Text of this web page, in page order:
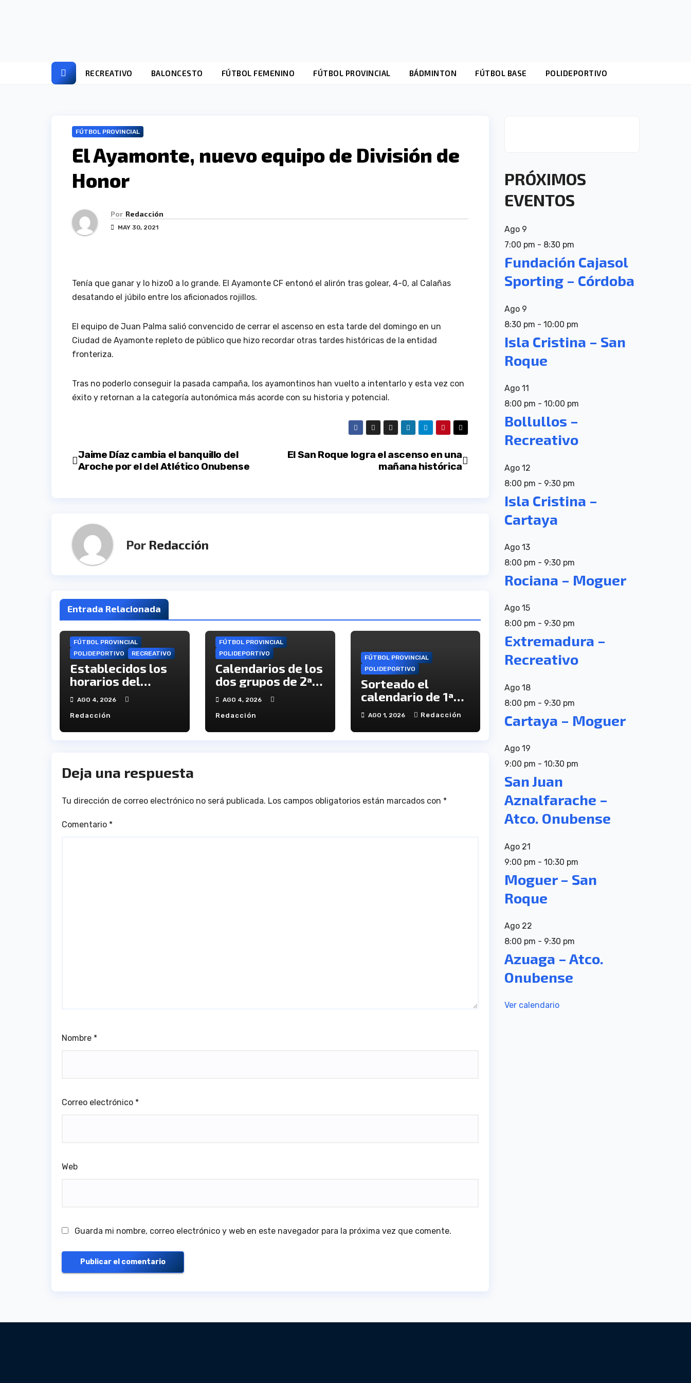
RECREATIVO BALONCESTO FÚTBOL FEMENINO FÚTBOL PROVINCIAL BÁDMINTON FÚTBOL BASE POLIDEPORTIVO
FÚTBOL PROVINCIAL
El Ayamonte, nuevo equipo de División de
Honor
Por Redacción
MAY 30, 2021
Tenía que ganar y lo hizo0 a lo grande. El Ayamonte CF entonó el alirón tras golear, 4-0, al Calañas
desatando el júbilo entre los aficionados rojillos.
El equipo de Juan Palma salió convencido de cerrar el ascenso en esta tarde del domingo en un
Ciudad de Ayamonte repleto de público que hizo recordar otras tardes históricas de la entidad
fronteriza.
Tras no poderlo conseguir la pasada campaña, los ayamontinos han vuelto a intentarlo y esta vez con
éxito y retornan a la categoría autonómica más acorde con su historia y potencial.
Navegación
El San Roque logra el ascenso en una
mañana histórica
Jaime Díaz cambia el banquillo del
Aroche por el del Atlético Onubense
Por Redacción
Entrada Relacionada
FÚTBOL PROVINCIAL
POLIDEPORTIVO
RECREATIVO
Establecidos los
horarios del
Trofeo La Bella de
este viernes
AGO 4, 2026
Redacción
FÚTBOL PROVINCIAL
POLIDEPORTIVO
Calendarios de los
dos grupos de 2ª
Andaluza Senior
AGO 4, 2026
Redacción
FÚTBOL PROVINCIAL
POLIDEPORTIVO
Sorteado el
calendario de 1ª
Andaluza Senior
AGO 1, 2026 Redacción
Deja una respuesta
Tu dirección de correo electrónico no será publicada. Los campos obligatorios están marcados con *
Comentario *
Nombre *
Correo electrónico *
Web
Guarda mi nombre, correo electrónico y web en este navegador para la próxima vez que comente.
PRÓXIMOS
EVENTOS
Ago 9
7:00 pm - 8:30 pm
Fundación Cajasol
Sporting – Córdoba
Ago 9
8:30 pm - 10:00 pm
Isla Cristina – San
Roque
Ago 11
8:00 pm - 10:00 pm
Bollullos –
Recreativo
Ago 12
8:00 pm - 9:30 pm
Isla Cristina –
Cartaya
Ago 13
8:00 pm - 9:30 pm
Rociana – Moguer
Ago 15
8:00 pm - 9:30 pm
Extremadura –
Recreativo
Ago 18
8:00 pm - 9:30 pm
Cartaya – Moguer
Ago 19
9:00 pm - 10:30 pm
San Juan
Aznalfarache –
Atco. Onubense
Ago 21
9:00 pm - 10:30 pm
Moguer – San
Roque
Ago 22
8:00 pm - 9:30 pm
Azuaga – Atco.
Onubense
Ver calendario